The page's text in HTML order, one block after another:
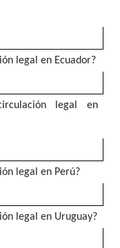
legal en Ecuador?
legal en
legal en Perú?
legal en Uruguay?